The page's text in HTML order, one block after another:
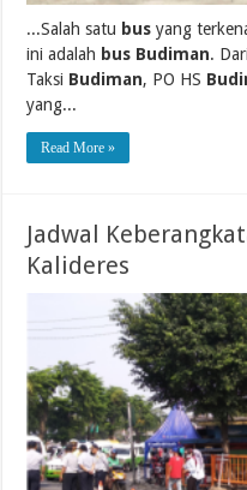
...Salah satu bus yang
ini adalah bus Budiman. Dari
Taksi Budiman, PO HS
yang...
Read More »
Jadwal
Kalideres